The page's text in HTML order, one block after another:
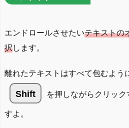
エンドロールさせたいテキストの
択します。
離れたテキストはすべて包むよう
Shift
を押しながらクリッ
すよ。